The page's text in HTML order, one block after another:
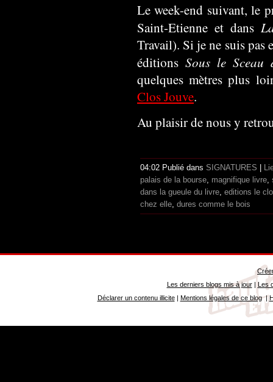
Le week-end suivant, le
Saint-Etienne et dans
Travail). Si je ne suis pas
éditions Sous le Sceau
quelques mètres plus
Clos Jouve.
Au plaisir de nous y
04:02 Publié dans SIGNATURES |
palais de la bourse magnifique livre
dans la gueule du livre editions le
chez elle dures comme le bois
Les derniers blogs mis à jour|
Les
Déclarer un contenu illicite| Mentions légales de ce blog|